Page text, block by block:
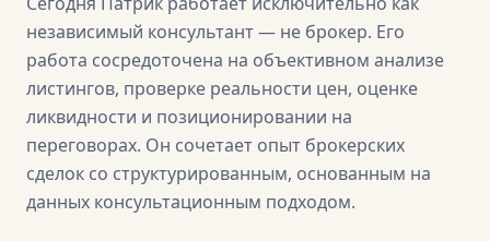
независимый консультант — не брокер. Его
работа сосредоточена на объективном анализе
листингов, проверке реальности цен, оценке
ликвидности и позиционировании на
переговорах. Он сочетает опыт брокерских
сделок со структурированным, основанным на
данных консультационным подходом.